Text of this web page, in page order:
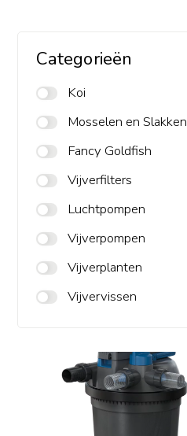
Categorieën
Koi
Mosselen en Slakken
Fancy Goldfish
Vijverfilters
Luchtpompen
Vijverpompen
Vijverplanten
Vijvervissen